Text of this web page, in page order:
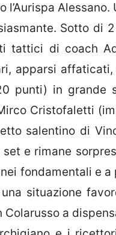
l’Aurispa
Sotto di
tattici di coach
apparsi
punti) in grande
Cristofaletti
salentino di
e rimane
fondamentali e
situazione
Colarusso a